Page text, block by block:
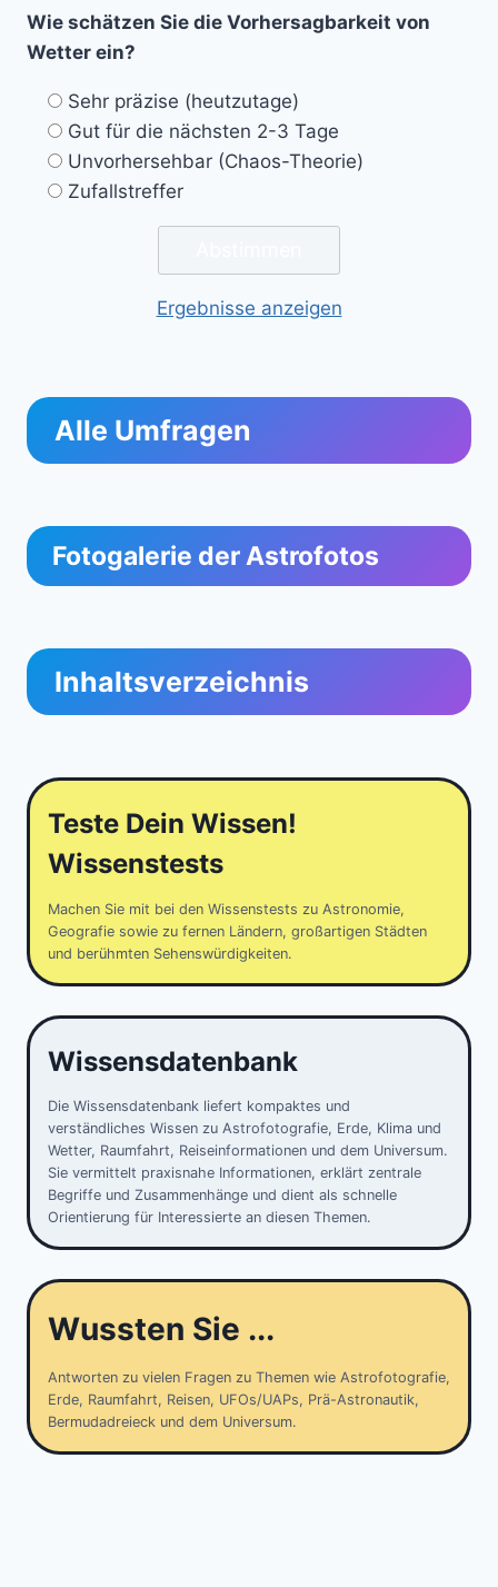
Wie schätzen Sie die Vorhersagbarkeit von
Wetter ein?
Sehr präzise (heutzutage)
Gut für die nächsten 2-3 Tage
Unvorhersehbar (Chaos-Theorie)
Zufallstreffer
Ergebnisse anzeigen
Alle Umfragen
Fotogalerie der Astrofotos
Inhaltsverzeichnis
Teste Dein Wissen!
Wissenstests
Machen Sie mit bei den Wissenstests zu Astronomie,
Geografie sowie zu fernen Ländern, großartigen Städten
und berühmten Sehenswürdigkeiten.
Wissensdatenbank
Die Wissensdatenbank liefert kompaktes und
verständliches Wissen zu Astrofotografie, Erde, Klima und
Wetter, Raumfahrt, Reiseinformationen und dem Universum.
Sie vermittelt praxisnahe Informationen, erklärt zentrale
Begriffe und Zusammenhänge und dient als schnelle
Orientierung für Interessierte an diesen Themen.
Wussten Sie ...
Antworten zu vielen Fragen zu Themen wie Astrofotografie,
Erde, Raumfahrt, Reisen, UFOs/UAPs, Prä-Astronautik,
Bermudadreieck und dem Universum.